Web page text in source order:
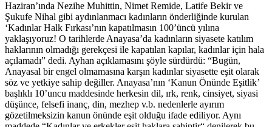
Haziran’ında Nezihe Muhittin, Nimet Remide, Latife Bekir ve
Şukufe Nihal gibi aydınlanmacı kadınların önderliğinde kurulan
‘Kadınlar Halk Fırkası’nın kapatılmasın 100’üncü yılına
yaklaşıyoruz! O tarihlerde Anayasa’da kadınların siyasete katılım
haklarının olmadığı gerekçesi ile kapatılan kapılar, kadınlar için hala
açılamadı” dedi. Ayhan açıklamasını şöyle sürdürdü: “Bugün,
Anayasal bir engel olmamasına karşın kadınlar siyasette eşit olarak
söz ve yetkiye sahip değiller. Anayasa’nın ‘Kanun Önünde Eşitlik’
başlıklı 10’uncu maddesinde herkesin dil, ırk, renk, cinsiyet, siyasi
düşünce, felsefi inanç, din, mezhep v.b. nedenlerle ayırım
gözetilmeksizin kanun önünde eşit olduğu ifade ediliyor. Aynı